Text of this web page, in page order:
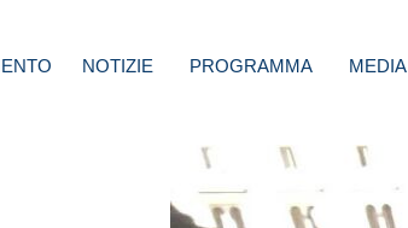
NOTIZIE PROGRAMMA MEDIA